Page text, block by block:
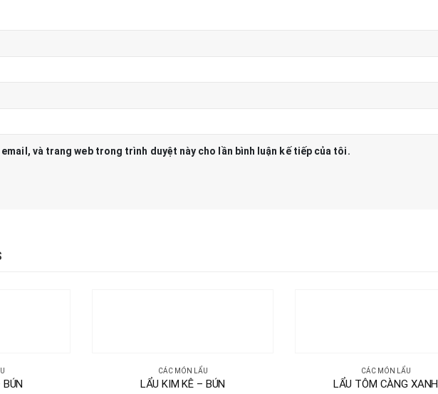
và trang web trong trình duyệt này cho lần bình luận kế tiếp của tôi.
CÁC MÓN LẨU
LẨU KIM KÊ – BÚN
CÁC MÓN LẨU
LẨU TÔM CÀNG XANH